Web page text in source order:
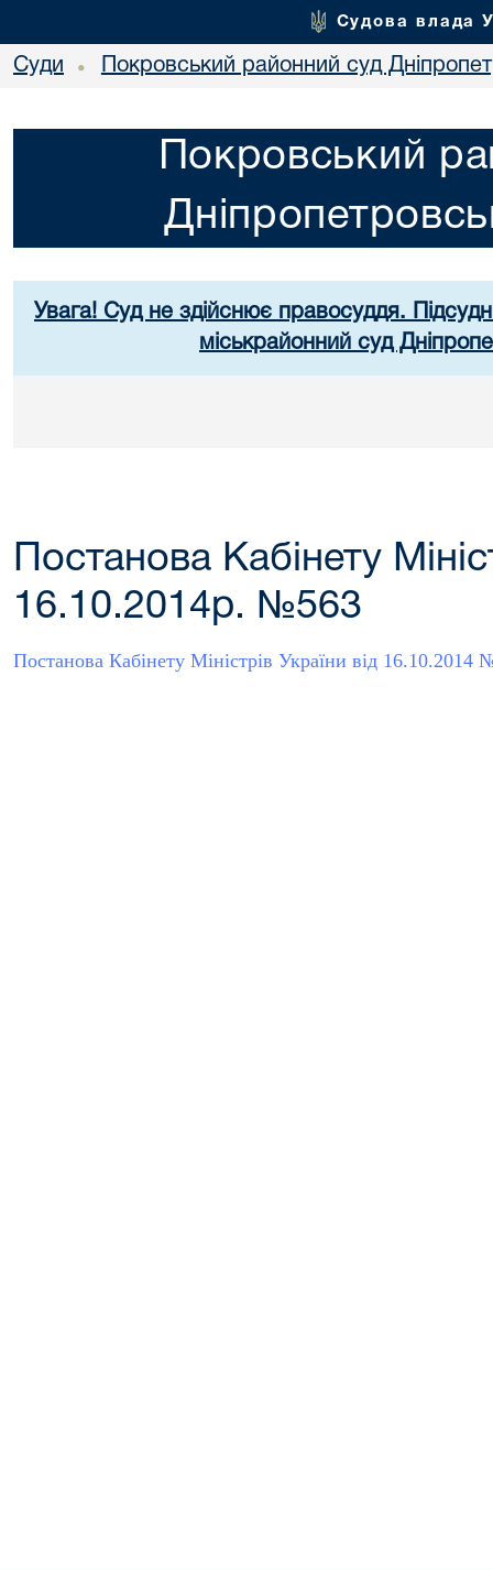
Судова влада
Суди • Покровський районний суд
Покровський
Увага! Суд не здійснює правосуддя.
міськрайонний суд
Постанова Кабінету
16.10.2014р. №563
Постанова Кабінету Міністрів України від 16.10.2014